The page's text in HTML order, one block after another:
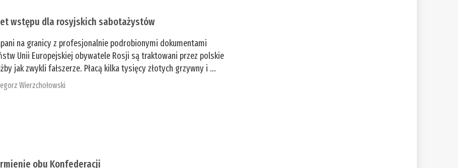
wstępu dla rosyjskich sabotażystów
na granicy z profesjonalnie podrobionymi dokumentami
Unii Europejskiej obywatele Rosji są traktowani przez polskie
jak zwykli fałszerze. Płacą kilka tysięcy złotych grzywny i ...
Wierzchołowski
obu Konfederacji